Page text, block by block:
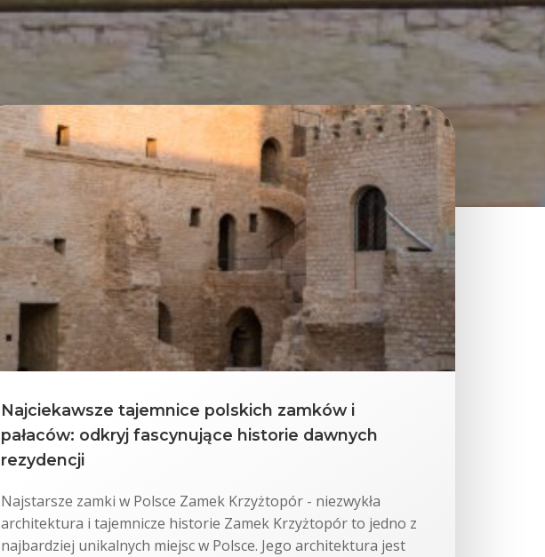
Najciekawsze tajemnice polskich zamków i
pałaców: odkryj fascynujące historie dawnych
rezydencji
Najstarsze zamki w Polsce Zamek Krzyżtopór - niezwykła
architektura i tajemnicze historie Zamek Krzyżtopór to jedno z
najbardziej unikalnych miejsc w Polsce. Jego architektura jest